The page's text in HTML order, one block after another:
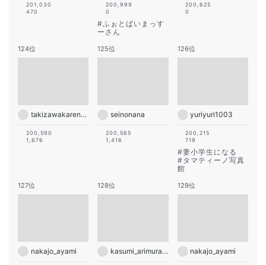
201,030
470
200,999
0
#ふぉとばいまっす
ーさん
200,625
0
124位
takizawakarenofficial
200,590
1,676
125位
seinonana
200,565
1,416
126位
yuriyuri1003
200,215
719
#妻小学生になる
#タマティーノ写真
館
127位
nakajo_ayami
128位
kasumi_arimura.official
129位
nakajo_ayami